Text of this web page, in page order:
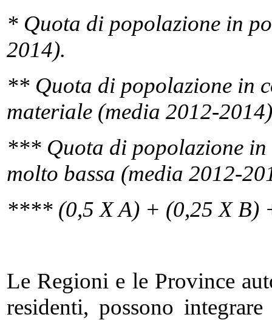
* Quota di popolazione in
2014).
** Quota di popolazione in
materiale (media 2012-
*** Quota di popolazione
molto bassa (media 2012-
**** (0,5 X A) + (0,25 X B)
Le Regioni e le Province
residenti, possono